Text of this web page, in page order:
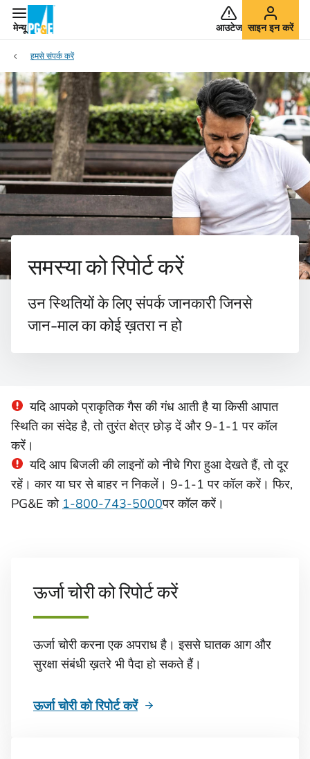
मेन्यू आउटेज साइन इन करें
हमसे संपर्क करें
समस्या को रिपोर्ट करें
उन स्थितियों के लिए संपर्क जानकारी जिनसे
जान-माल का कोई ख़तरा न हो
यदि आपको प्राकृतिक गैस की गंध आती है या किसी आपात
स्थिति का संदेह है, तो तुरंत क्षेत्र छोड़ दें और 9-1-1 पर कॉल
करें।
यदि आप बिजली की लाइनों को नीचे गिरा हुआ देखते हैं, तो दूर
रहें। कार या घर से बाहर न निकलें। 9-1-1 पर कॉल करें। फिर,
PG&E को 1-800-743-5000पर कॉल करें।
ऊर्जा चोरी को रिपोर्ट करें
ऊर्जा चोरी करना एक अपराध है। इससे घातक आग और
सुरक्षा संबंधी ख़तरे भी पैदा हो सकते हैं।
ऊर्जा चोरी को रिपोर्ट करें